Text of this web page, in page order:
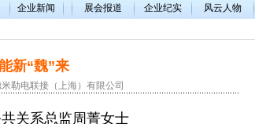
企业新闻 展会报道 企业纪实 风云人物
新“魏”来
勒电联接（上海）有限公司
关系总监周菁女士